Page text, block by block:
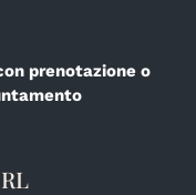
prenotazione o